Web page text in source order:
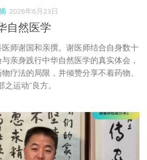
2026年6月23日
自然医学
师谢国和亲撰。谢医师结合自身数十
亲身践行中华自然医学的真实体会，
疗法的局限，并倾赞分享不着药物、
运动”良方。